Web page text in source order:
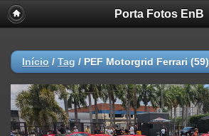
Porta Fotos EnB
Início / Tag / PEF Motorgrid Ferrari (59)